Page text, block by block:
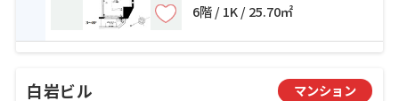
6階 / 1K / 25.70㎡
白岩ビル マンション